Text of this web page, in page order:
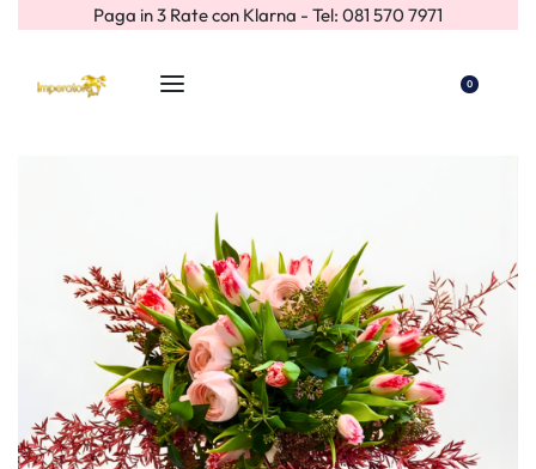
Paga in 3 Rate con Klarna - Tel: 081 570 7971
0